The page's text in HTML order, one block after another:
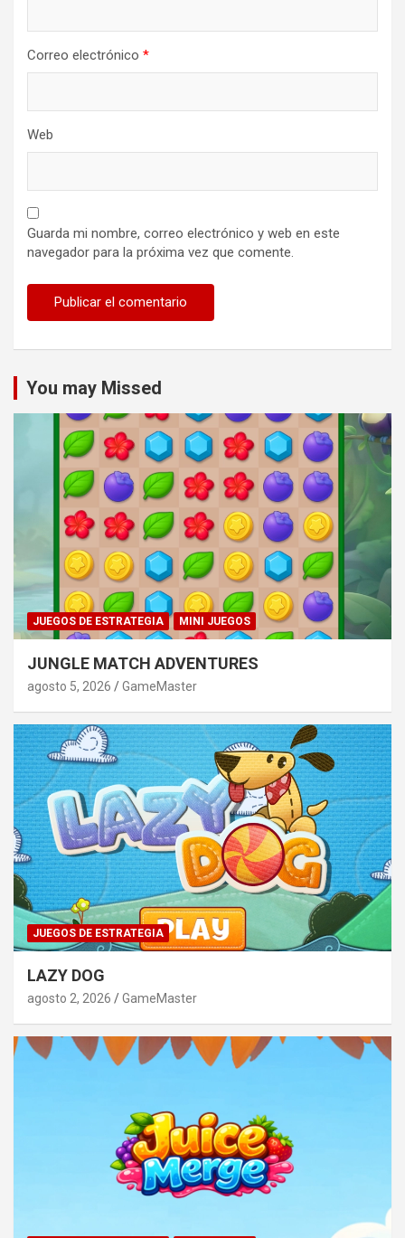
Correo electrónico *
Web
Guarda mi nombre, correo electrónico y web en este
navegador para la próxima vez que comente.
You may Missed
JUEGOS DE ESTRATEGIA MINI JUEGOS
JUNGLE MATCH ADVENTURES
agosto 5, 2026 GameMaster
JUEGOS DE ESTRATEGIA
LAZY DOG
agosto 2, 2026 GameMaster